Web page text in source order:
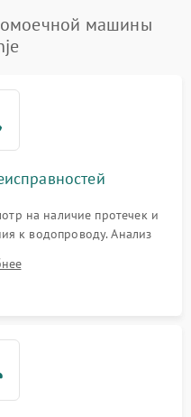
₽ Подробнее →
₽
₽ Подробнее →
машины
на наличие протечек и
к водопроводу. Анализ
нагрева, вращения
системы защиты